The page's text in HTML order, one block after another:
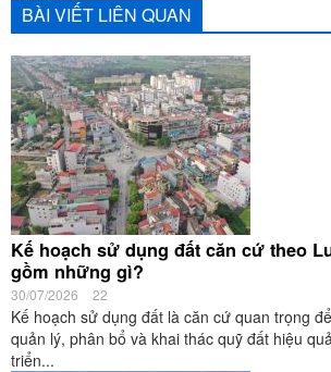
BÀI VIẾT LIÊN QUAN
Kế hoạch sử dụng đất căn cứ theo
gồm những gì?
30/07/2026 22
Kế hoạch sử dụng đất là căn cứ quan trọng
quản lý, phân bổ và khai thác quỹ đất hiệu
triển...